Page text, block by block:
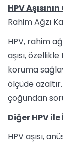
HPV
Rahim Ağzı
HPV, rahim
aşısı,
koruma
ölçüde
çoğundan
Diğer HPV
HPV aşısı,